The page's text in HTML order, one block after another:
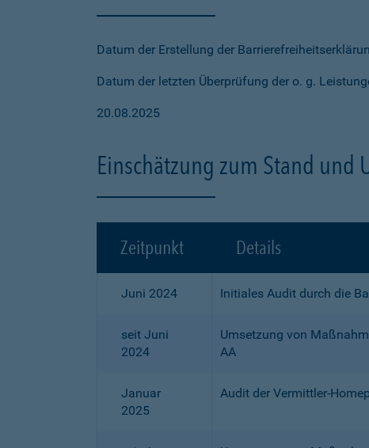
Datum der Erstellung der
Datum der letzten Überprüfung der o. g.
20.08.2025
Einschätzung zum Stand
Zeitpunkt Details
Juni 2024 Initiales Audit durch die
seit Juni
2024
Umsetzung von
AA
Januar
2025
Audit der Vermittler-